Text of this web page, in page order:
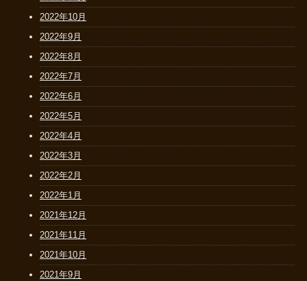
2022年10月
2022年9月
2022年8月
2022年7月
2022年6月
2022年5月
2022年4月
2022年3月
2022年2月
2022年1月
2021年12月
2021年11月
2021年10月
2021年9月